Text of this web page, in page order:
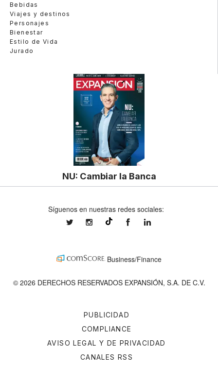
Bebidas
Viajes y destinos
Personajes
Bienestar
Estilo de Vida
Jurado
NU: Cambiar la Banca
PUBLICIDAD
COMPLIANCE
AVISO LEGAL Y DE PRIVACIDAD
CANALES RSS
Síguenos en nuestras redes sociales:
expansionmxexpansionmx ExpansionMex
Business/Finance
© 2026 DERECHOS RESERVADOS EXPANSIÓN, S.A. DE C.V.